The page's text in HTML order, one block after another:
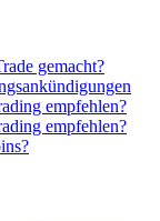
gemacht?
empfehlen?
empfehlen?